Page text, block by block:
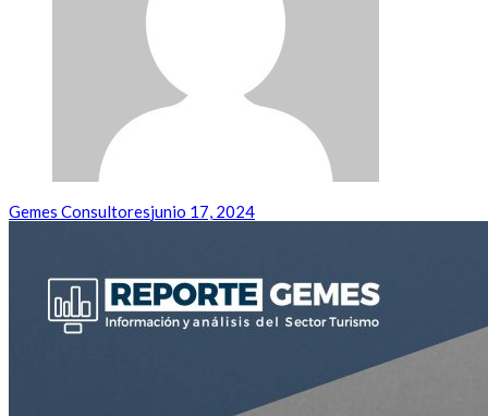
Gemes Consultoresjunio 17, 2024